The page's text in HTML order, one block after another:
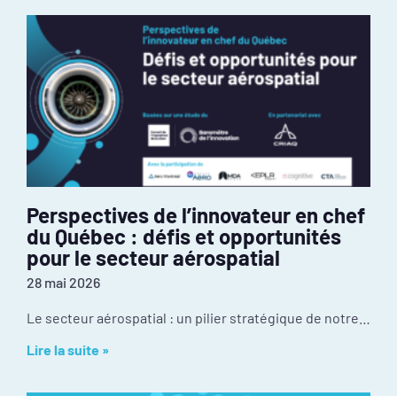
Perspectives de l’innovateur en chef
du Québec : défis et opportunités
pour le secteur aérospatial
28 mai 2026
Lire la suite »